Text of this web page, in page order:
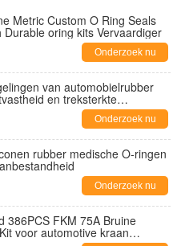
Metric Custom O Ring Seals
Durable oring kits Vervaardiger
Onderzoek nu
van automobielrubber
en treksterkte
Onderzoek nu
rubber medische O-ringen
Onderzoek nu
386PCS FKM 75A Bruine
voor automotive kraan